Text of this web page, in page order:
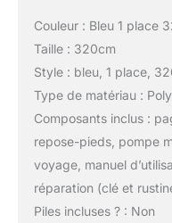
Couleur : Bleu 1 place
Taille : 320cm
Style : bleu, 1 place,
Type de matériau :
Composants inclus :
repose-pieds, pompe
voyage, manuel
réparation (clé et
Piles incluses ? : Non